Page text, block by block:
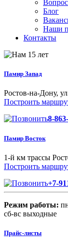
Блог
Наши
Контакты
Памир Запад
Ростов-на-Дону,
Построить
8-
Памир Восток
1-й км трассы
Построить
+7-
Режим работы:
сб-вс выходные
Прайс-листы